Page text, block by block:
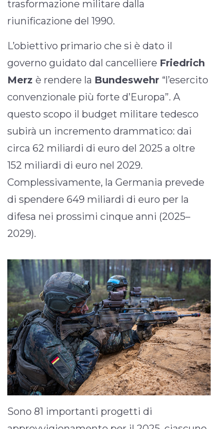
trasformazione militare dalla
riunificazione del 1990.
L’obiettivo primario che si è dato il
governo guidato dal cancelliere Friedrich
Merz è rendere la Bundeswehr “l’esercito
convenzionale più forte d’Europa”. A
questo scopo il budget militare tedesco
subirà un incremento drammatico: dai
circa 62 miliardi di euro del 2025 a oltre
152 miliardi di euro nel 2029.
Complessivamente, la Germania prevede
di spendere 649 miliardi di euro per la
difesa nei prossimi cinque anni (2025–
2029).
Sono 81 importanti progetti di